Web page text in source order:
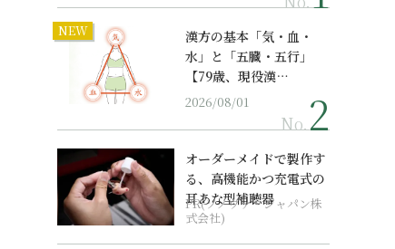
NEW
漢方の基本「気・血・
水」と「五臓・五行」
【79歳、現役漢…
2026/08/01
No.
オーダーメイドで製作す
る、高機能かつ充電式の
耳あな型補聴器
PR(ソノヴァ・ジャパン株
式会社)